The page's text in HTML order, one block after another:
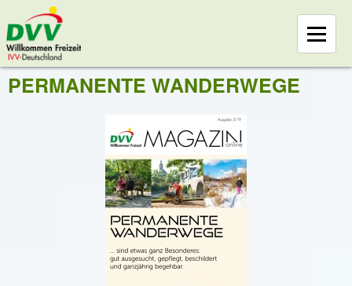
PERMANENTE WANDERWEGE